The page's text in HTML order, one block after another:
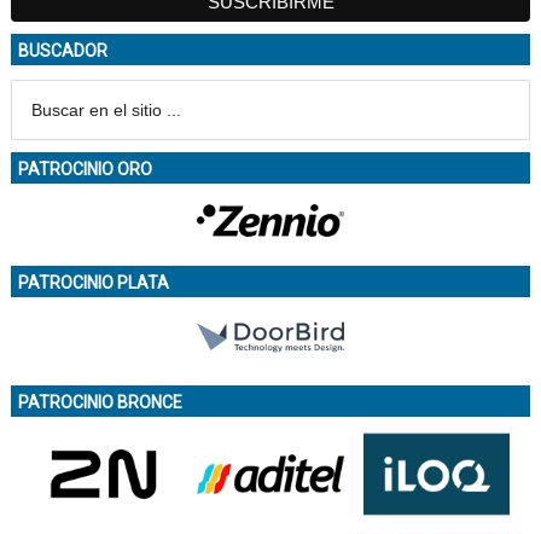
BUSCADOR
PATROCINIO ORO
PATROCINIO PLATA
PATROCINIO BRONCE